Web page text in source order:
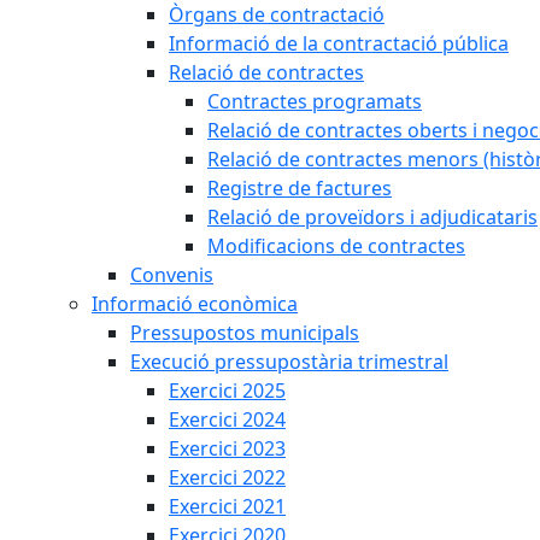
Òrgans de contractació
Informació de la contractació pública
Relació de contractes
Contractes programats
Relació de contractes oberts i
Relació de contractes menors
Registre de factures
Relació de proveïdors i adjudicataris
Modificacions de contractes
Convenis
Informació econòmica
Pressupostos municipals
Execució pressupostària trimestral
Exercici 2025
Exercici 2024
Exercici 2023
Exercici 2022
Exercici 2021